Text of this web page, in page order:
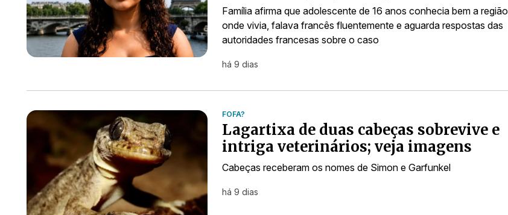
Família afirma que adolescente de 16 anos conhecia bem a região
onde vivia, falava francês fluentemente e aguarda respostas das
autoridades francesas sobre o caso
há 9 dias
FOFA?
Lagartixa de duas cabeças sobrevive e
intriga veterinários; veja imagens
Cabeças receberam os nomes de Simon e Garfunkel
há 9 dias